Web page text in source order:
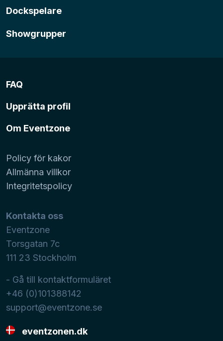
Dockspelare
Showgrupper
FAQ
Upprätta profil
Om Eventzone
Policy för kakor
Allmänna villkor
Integritetspolicy
Kontakta oss
Eventzone
Torsgatan 7c
111 23 Stockholm
- Gå till kontaktformuläret
+46 (0)101388142
support@eventzone.se
eventzonen.dk